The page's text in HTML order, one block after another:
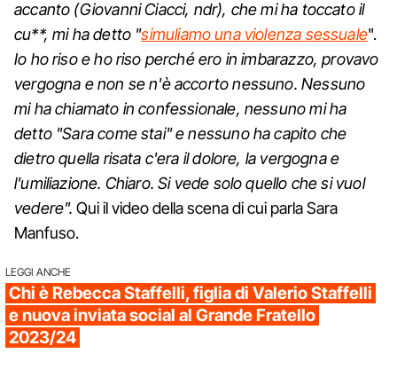
accanto (Giovanni Ciacci, ndr), che mi ha toccato il
cu**, mi ha detto "simuliamo una violenza sessuale".
Io ho riso e ho riso perché ero in imbarazzo, provavo
vergogna e non se n'è accorto nessuno. Nessuno
mi ha chiamato in confessionale, nessuno mi ha
detto "Sara come stai" e nessuno ha capito che
dietro quella risata c'era il dolore, la vergogna e
l'umiliazione. Chiaro. Si vede solo quello che si vuol
vedere". Qui il video della scena di cui parla Sara
Manfuso.
LEGGI ANCHE
Chi è Rebecca Staffelli, figlia di Valerio Staffelli
e nuova inviata social al Grande Fratello
2023/24